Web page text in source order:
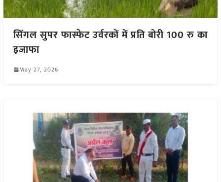
सिंगल सुपर फास्फेट उर्वरकों में प्रति बोरी 100 रु का
इजाफा
May 27, 2026